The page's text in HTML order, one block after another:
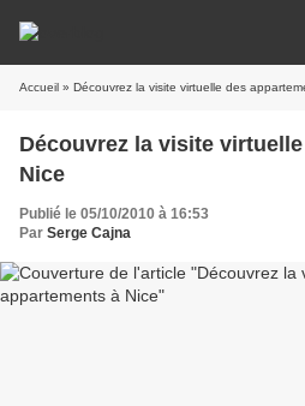
Accueil » Découvrez la visite virtuelle des
Découvrez la visite
Nice
Publié le 05/10/2010 à 16:53
Par Serge Cajna